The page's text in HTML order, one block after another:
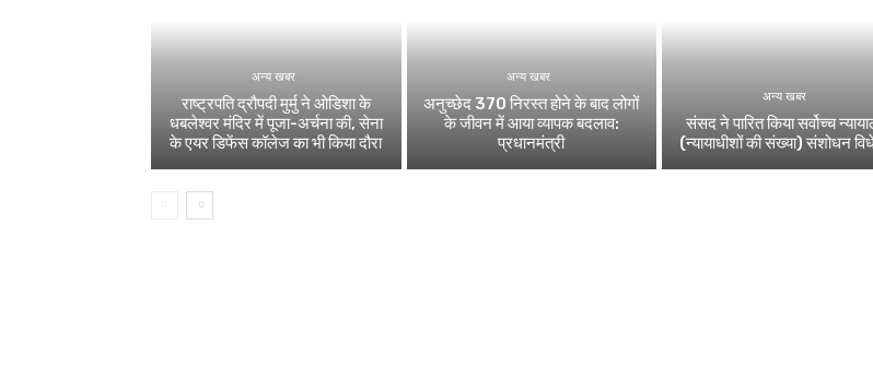
अन्य खबर
राष्ट्रपति द्रौपदी मुर्मु ने ओडिशा के
धबलेश्वर मंदिर में पूजा-अर्चना की, सेना
के एयर डिफेंस कॉलेज का भी किया दौरा
अन्य खबर
अनुच्छेद 370 निरस्त होने के बाद लोगों
के जीवन में आया व्यापक बदलाव:
प्रधानमंत्री
अन्य खबर
संसद ने पारित किया सर्वोच्च
(न्यायाधीशों की संख्या) संशोधन